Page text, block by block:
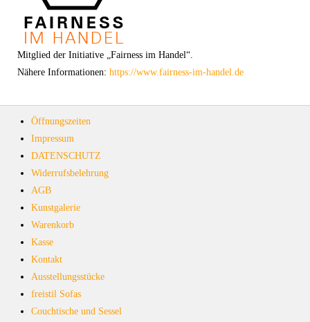
Mitglied der Initiative „Fairness im Handel“.
Nähere Informationen: https://www.fairness-im-handel.de
Öffnungszeiten
Impressum
DATENSCHUTZ
Widerrufsbelehrung
AGB
Kunstgalerie
Warenkorb
Kasse
Kontakt
Ausstellungsstücke
freistil Sofas
Couchtische und Sessel